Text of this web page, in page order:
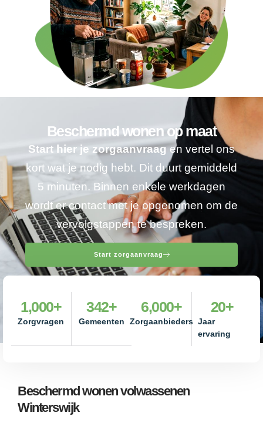
Beschermd wonen op maat
Start hier je zorgaanvraagen vertel ons
kort wat je nodig hebt. Dit duurt gemiddeld
5 minuten. Binnen enkele werkdagen
wordt er contact met je opgenomen om de
vervolgstappen te bespreken.
Start zorgaanvraag
Zorgvragen
1,000+
Gemeenten
342+
Zorgaanbieders
6,000+
Jaar
ervaring
20+
Beschermd wonen volwassenen
Winterswijk